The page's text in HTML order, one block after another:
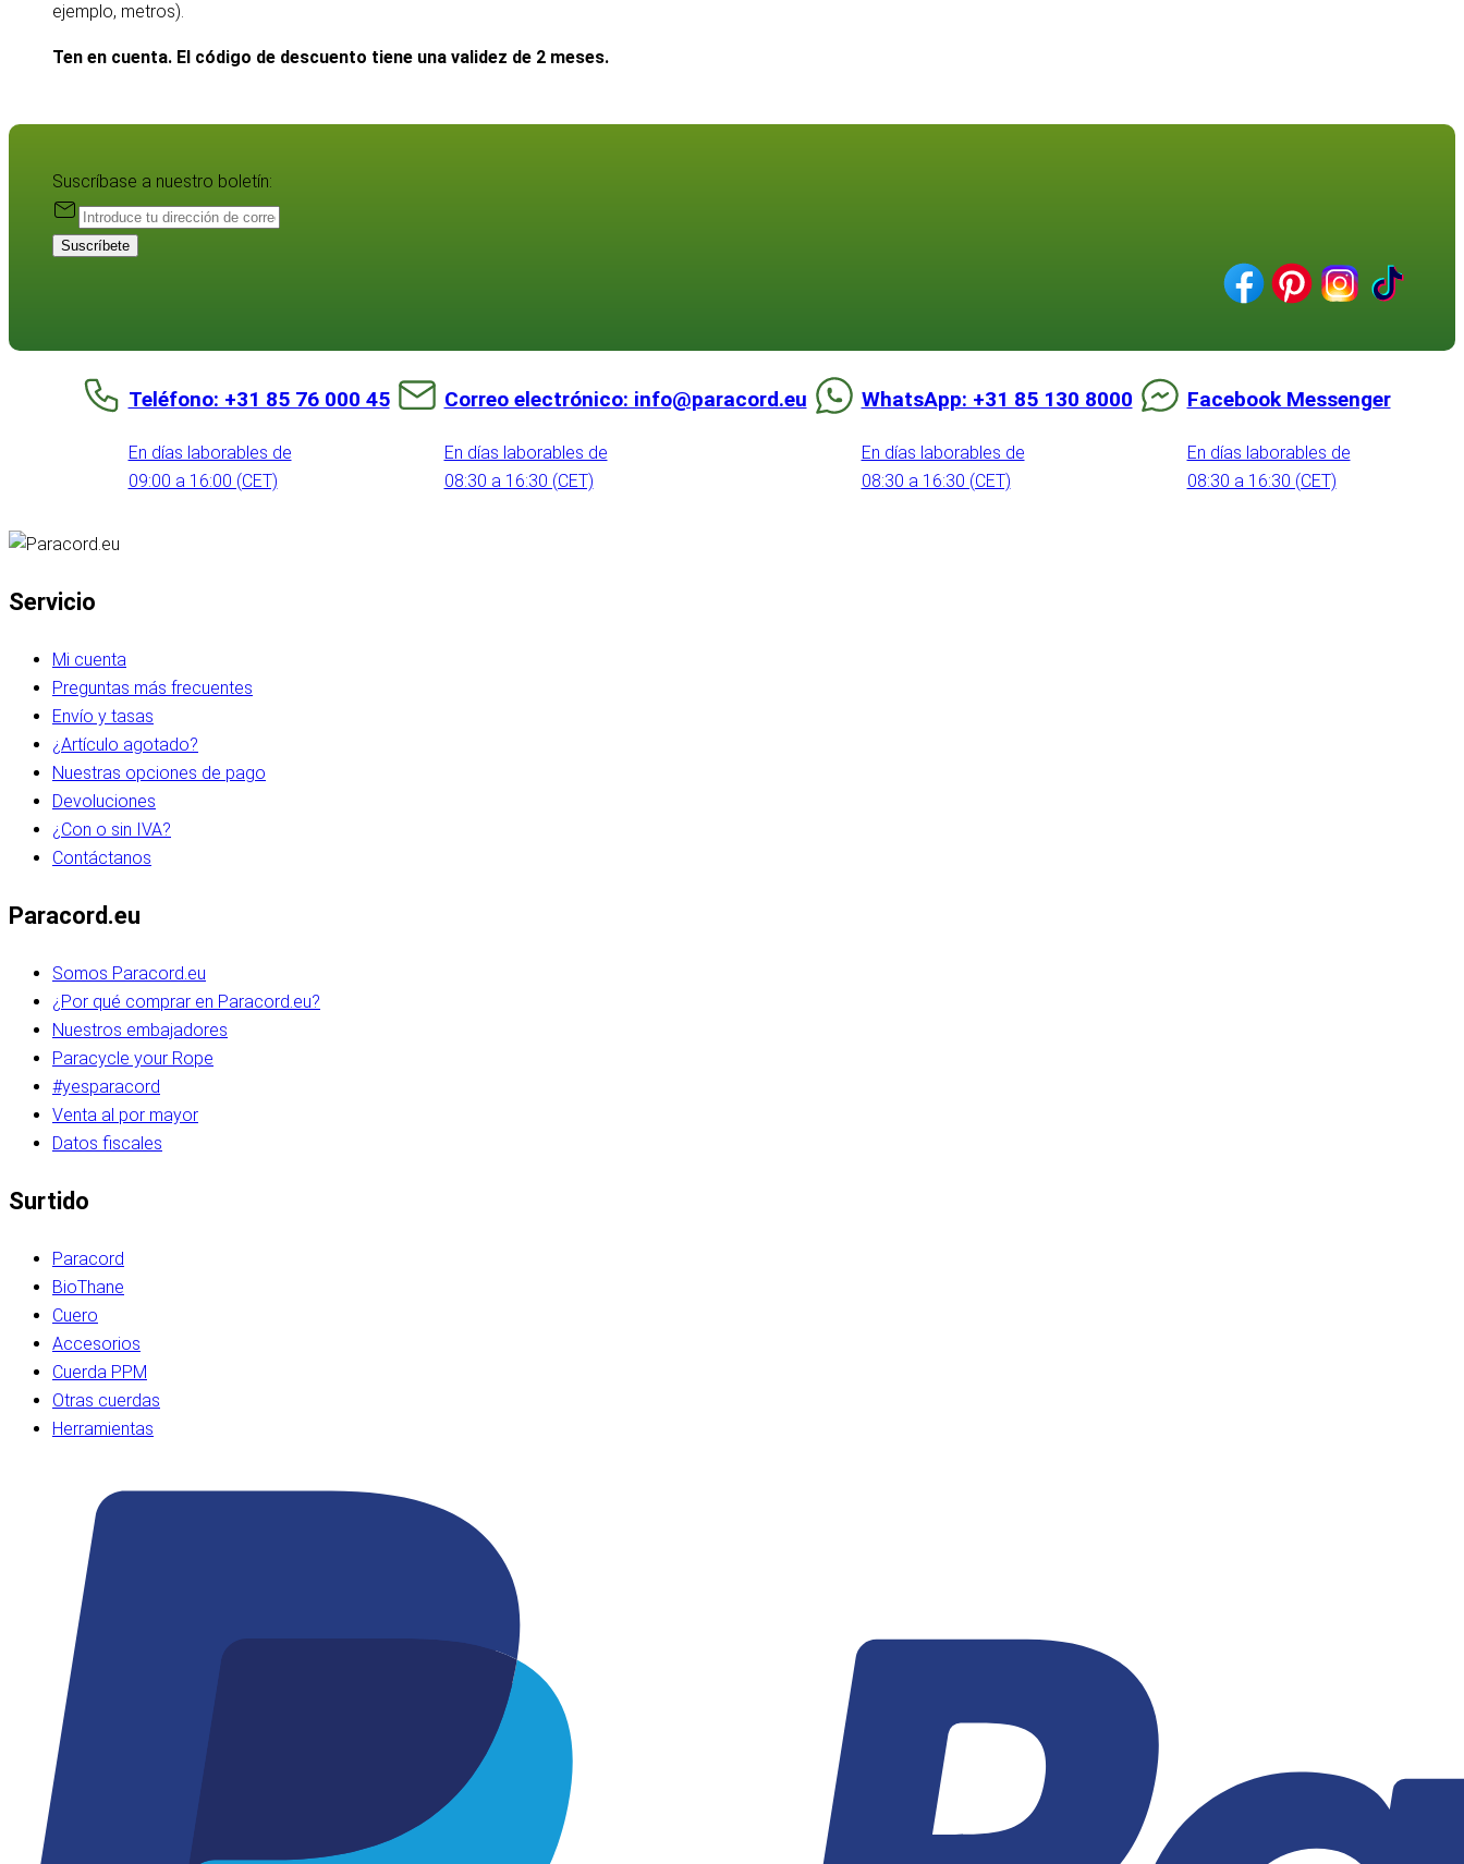
ejemplo, metros).
Ten en cuenta. El código de descuento tiene una validez de 2 meses.
Suscríbase a nuestro boletín:
Suscríbete
Teléfono: +31 85 76 000 45
En días laborables de
09:00 a 16:00 (CET)
Correo electrónico: info@paracord.eu
En días laborables de
08:30 a 16:30 (CET)
WhatsApp: +31 85 130 8000
En días laborables de
08:30 a 16:30 (CET)
Facebook Messenger
En días laborables de
08:30 a 16:30 (CET)
Servicio
Mi cuenta
Preguntas más frecuentes
Envío y tasas
¿Artículo agotado?
Nuestras opciones de pago
Devoluciones
¿Con o sin IVA?
Contáctanos
Paracord.eu
Somos Paracord.eu
¿Por qué comprar en Paracord.eu?
Nuestros embajadores
Paracycle your Rope
#yesparacord
Venta al por mayor
Datos fiscales
Surtido
Paracord
BioThane
Cuero
Accesorios
Cuerda PPM
Otras cuerdas
Herramientas